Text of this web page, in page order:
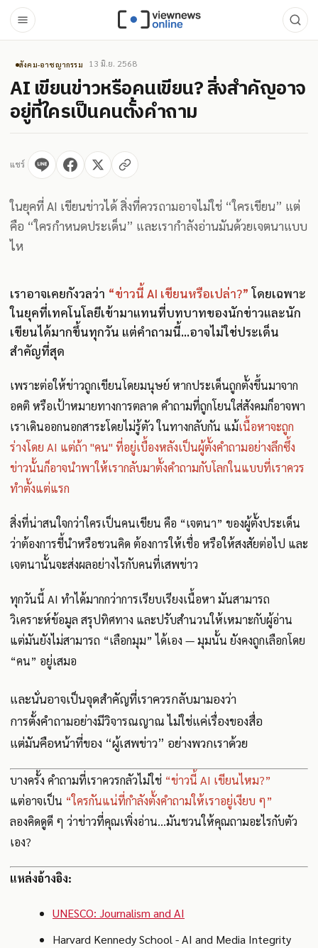
สังคม-อาชญากรรม 13 มิ.ย. 2568
AI เขียนข่าวหรือคนเขียน? สิ่งสำคัญอาจ
อยู่ที่ใครเป็นคนตั้งคำถาม
แชร์
ในยุคที่ AI เขียนข่าวได้ สิ่งที่ควรถามอาจไม่ใช่ “ใครเขียน” แต่
คือ “ใครกำหนดประเด็น” และเรากำลังอ่านมันด้วยเจตนาแบบ
ไห
เราอาจเคยกังวลว่า “ข่าวนี้ AI เขียนหรือเปล่า?” โดยเฉพาะ
ในยุคที่เทคโนโลยีเข้ามาแทนที่บทบาทของนักข่าวและนัก
เขียนได้มากขึ้นทุกวัน แต่คำถามนี้...อาจไม่ใช่ประเด็น
สำคัญที่สุด
เพราะต่อให้ข่าวถูกเขียนโดยมนุษย์ หากประเด็นถูกตั้งขึ้นมาจาก
อคติ หรือเป้าหมายทางการตลาด คำถามที่ถูกโยนใส่สังคมก็อาจพา
เราเดินออกนอกสาระโดยไม่รู้ตัว ในทางกลับกัน แม้เนื้อหาจะถูก
ร่างโดย AI แต่ถ้า "คน" ที่อยู่เบื้องหลังเป็นผู้ตั้งคำถามอย่างลึกซึ้ง
ข่าวนั้นก็อาจนำพาให้เรากลับมาตั้งคำถามกับโลกในแบบที่เราควร
ทำตั้งแต่แรก
สิ่งที่น่าสนใจกว่าใครเป็นคนเขียน คือ “เจตนา” ของผู้ตั้งประเด็น
ว่าต้องการชี้นำหรือชวนคิด ต้องการให้เชื่อ หรือให้สงสัยต่อไป และ
เจตนานั้นจะส่งผลอย่างไรกับคนที่เสพข่าว
ทุกวันนี้ AI ทำได้มากกว่าการเรียบเรียงเนื้อหา มันสามารถ
วิเคราะห์ข้อมูล สรุปทิศทาง และปรับสำนวนให้เหมาะกับผู้อ่าน
แต่มันยังไม่สามารถ “เลือกมุม” ได้เอง — มุมนั้น ยังคงถูกเลือกโดย
“คน” อยู่เสมอ
และนั่นอาจเป็นจุดสำคัญที่เราควรกลับมามองว่า
การตั้งคำถามอย่างมีวิจารณญาณ ไม่ใช่แค่เรื่องของสื่อ
แต่มันคือหน้าที่ของ “ผู้เสพข่าว” อย่างพวกเราด้วย
บางครั้ง คำถามที่เราควรกลัวไม่ใช่ “ข่าวนี้ AI เขียนไหม?”
แต่อาจเป็น “ใครกันแน่ที่กำลังตั้งคำถามให้เราอยู่เงียบ ๆ”
ลองคิดดูดี ๆ ว่าข่าวที่คุณเพิ่งอ่าน...มันชวนให้คุณถามอะไรกับตัว
เอง?
แหล่งอ้างอิง:
UNESCO: Journalism and AI
Harvard Kennedy School - AI and Media Integrity